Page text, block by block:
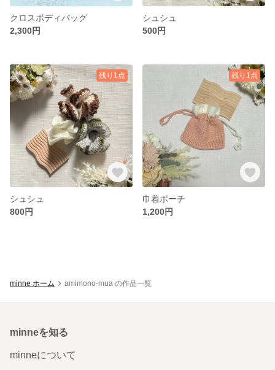
クロスボディバッグ
2,300円
シュシュ
500円
残り1点
シュシュ
800円
残り1点
巾着ポーチ
1,200円
minne ホーム amimono-mua の作品一覧
minneを知る
minneについて